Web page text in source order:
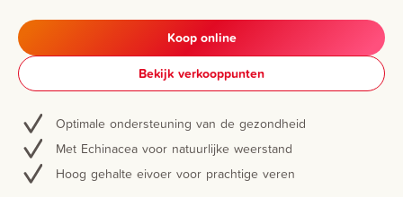
Koop online
Bekijk verkooppunten
Optimale ondersteuning van de gezondheid
Met Echinacea voor natuurlijke weerstand
Hoog gehalte eivoer voor prachtige veren